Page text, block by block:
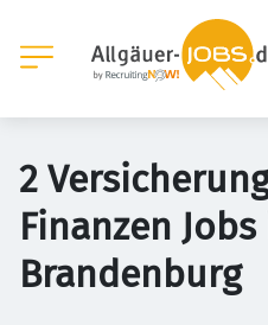
2
Finanzen Jobs
Brandenburg